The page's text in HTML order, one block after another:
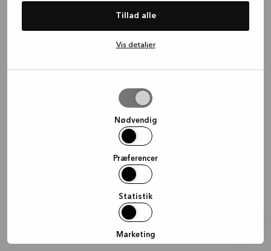
Tillad alle
Vis detaljer
Nødvendig
Præferencer
Statistik
Marketing